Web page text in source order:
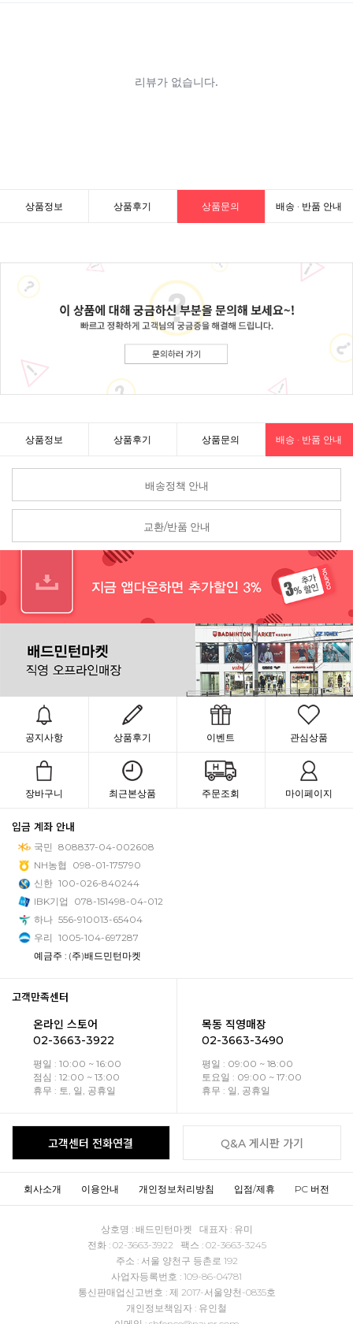
상품정보 상품후기 상품문의 배송 · 반품 안내
상품정보 상품후기 상품문의 배송 · 반품 안내
배송정책 안내
교환/반품 안내
공지사항 상품후기 이벤트 관심상품
장바구니 최근본상품 주문조회 마이페이지
입금 계좌 안내
국민 808837-04-002608
NH농협
098-01-175790
신한 100-026-840244
IBK기업
078-151498-04-012
하나 556-910013-65404
우리 1005-104-697287
예금주 : (주)배드민턴마켓
고객만족센터
온라인 스토어
02-3663-3922
평일 : 10:00 ~ 16:00
점심 : 12:00 ~ 13:00
휴무 : 토, 일, 공휴일
목동 직영매장
02-3663-3490
평일 : 09:00 ~ 18:00
토요일 : 09:00 ~ 17:00
휴무 : 일, 공휴일
고객센터 전화연결 Q&A 게시판 가기
회사소개 이용안내 개인정보처리방침 입점/제휴 PC 버전
상호명 : 배드민턴마켓 대표자 : 유미
전화 : 02-3663-3922 팩스 : 02-3663-3245
주소 : 서울 양천구 등촌로 192
사업자등록번호 : 109-86-04781
통신판매업신고번호 : 제 2017-서울양천-0835호
개인정보책임자 : 유인철